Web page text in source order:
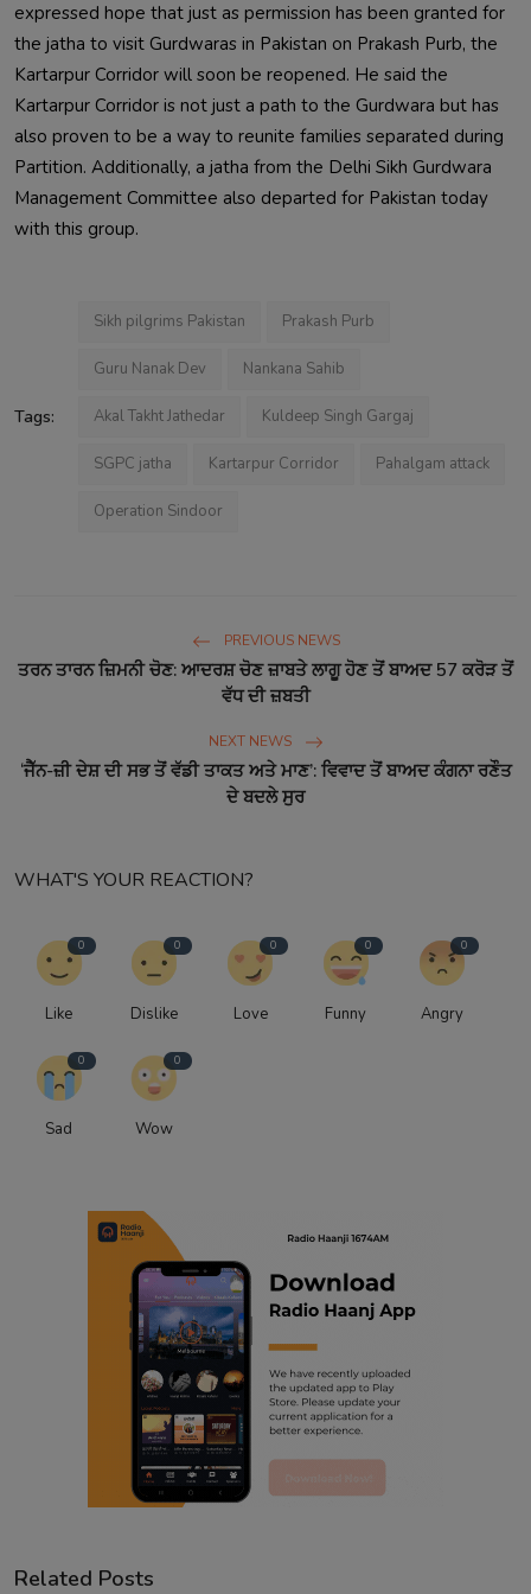
expressed hope that just as permission has been granted for
the jatha to visit Gurdwaras in Pakistan on Prakash Purb, the
Kartarpur Corridor will soon be reopened. He said the
Kartarpur Corridor is not just a path to the Gurdwara but has
also proven to be a way to reunite families separated during
Partition. Additionally, a jatha from the Delhi Sikh Gurdwara
Management Committee also departed for Pakistan today
with this group.
Tags:
Sikh pilgrims Pakistan Prakash Purb
Guru Nanak Dev Nankana Sahib
Akal Takht Jathedar Kuldeep Singh Gargaj
SGPC jatha Kartarpur Corridor Pahalgam attack
Operation Sindoor
PREVIOUS NEWS
ਤਰਨ ਤਾਰਨ ਜ਼ਿਮਨੀ ਚੋਣ: ਆਦਰਸ਼ ਚੋਣ ਜ਼ਾਬਤੇ ਲਾਗੂ ਹੋਣ ਤੋਂ ਬਾਅਦ 57 ਕਰੋੜ ਤੋਂ
ਵੱਧ ਦੀ ਜ਼ਬਤੀ
NEXT NEWS
‘ਜੈੱਨ-ਜ਼ੀ ਦੇਸ਼ ਦੀ ਸਭ ਤੋਂ ਵੱਡੀ ਤਾਕਤ ਅਤੇ ਮਾਣ’: ਵਿਵਾਦ ਤੋਂ ਬਾਅਦ ਕੰਗਨਾ ਰਣੌਤ
ਦੇ ਬਦਲੇ ਸੁਰ
WHAT'S YOUR REACTION?
0
Like
0
Dislike
0
Love
0
Funny
0
Angry
0
Sad
0
Wow
Related Posts